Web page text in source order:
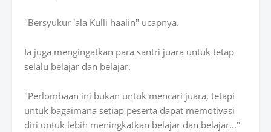
"Bersyukur 'ala Kulli haalin" ucapnya.
Ia juga mengingatkan para santri juara untuk tetap
selalu belajar dan belajar.
"Perlombaan ini bukan untuk mencari juara, tetapi
untuk bagaimana setiap peserta dapat memotivasi
diri untuk lebih meningkatkan belajar dan belajar..."